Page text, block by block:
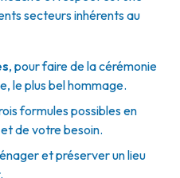
secteurs inhérents au
, pour faire de la cérémonie
le plus bel hommage.
formules possibles en
de votre besoin.
et préserver un lieu